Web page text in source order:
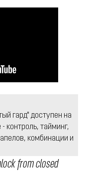
гард" доступен на
контроль, тайминг,
комбинации и
from closed